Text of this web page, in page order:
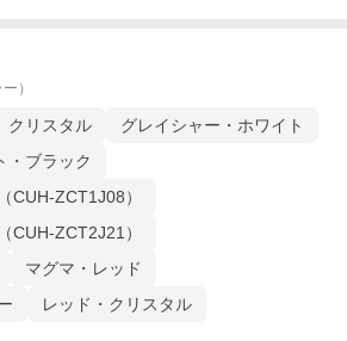
）
クリスタル
グレイシャー・ホワイト
・ブラック
CUH-ZCT1J08）
CUH-ZCT2J21）
マグマ・レッド
レッド・クリスタル